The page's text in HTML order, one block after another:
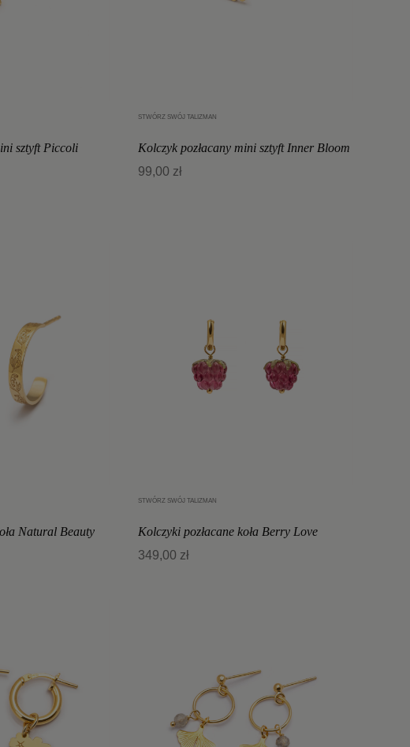
koszyka
sztyft Piccoli
Dodaj do koszyka
STWÓRZ SWÓJ TALIZMAN
Kolczyk pozłacany mini sztyft Inner Bloom
99,00 zł
koszyka
Natural Beauty
Dodaj do koszyka
STWÓRZ SWÓJ TALIZMAN
Kolczyki pozłacane koła Berry Love
349,00 zł